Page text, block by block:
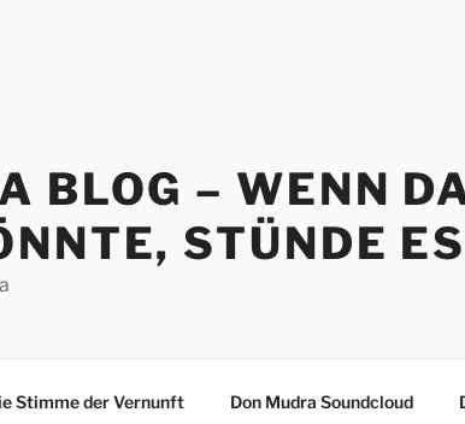
BLOG – WENN
STÜNDE
Stimme der Vernunft Don Mudra Soundcloud